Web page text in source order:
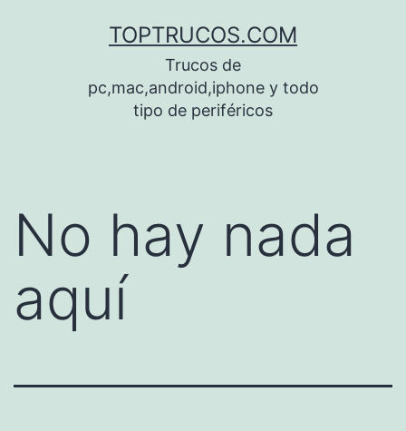
TOPTRUCOS.COM
Trucos de
pc,mac,android,iphone y todo
tipo de periféricos
No hay nada
aquí